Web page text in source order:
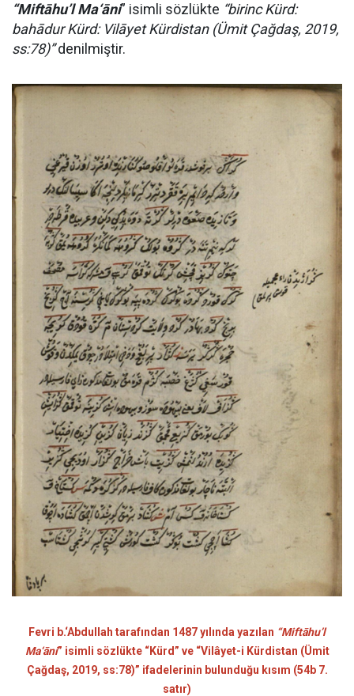
“Miftāhu’l Ma‘āni” isimli sözlükte “birinc Kürd:
bahādur Kürd: Vilāyet Kürdistan (Ümit Çağdaş, 2019,
ss:78)”denilmiştir.
Fevri b.‘Abdullah tarafından 1487 yılında yazılan “Miftāhu’l
Ma‘āni” isimli sözlükte “Kürd” ve “Vilâyet-i Kürdistan (Ümit
Çağdaş, 2019, ss:78)” ifadelerinin bulunduğu kısım (54b 7.
satır)